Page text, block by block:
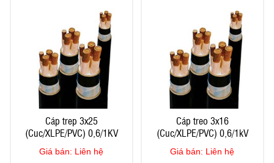
Cáp trep 3x25
(Cuc/XLPE/PVC) 0,6/1KV
Giá bán: Liên hệ
Cáp treo 3x16
(Cuc/XLPE/PVC) 0,6/1kV
Giá bán: Liên hệ